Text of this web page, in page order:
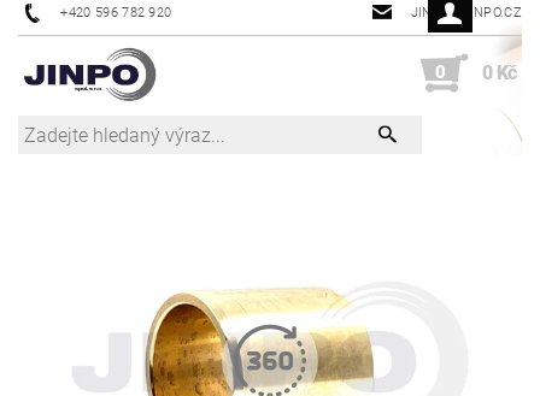
+420 596 782 920 JINPO@JINPO.CZ
0 0 Kč